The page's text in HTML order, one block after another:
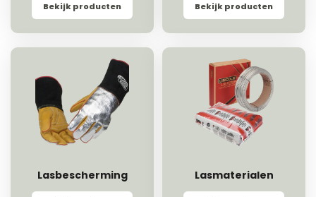
Bekijk producten Bekijk producten
Lasbescherming Lasmaterialen